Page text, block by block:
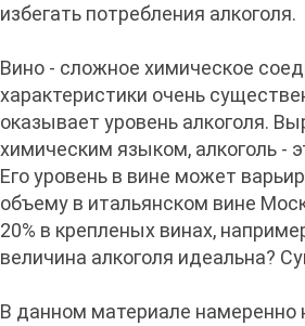
избегать потребления алкоголя.
Вино - сложное химическое
характеристики очень
оказывает уровень алкоголя.
химическим языком, алкоголь -
Его уровень в вине может
объему в итальянском вине
20% в крепленых винах,
величина алкоголя идеальна?
В данном материале намеренно